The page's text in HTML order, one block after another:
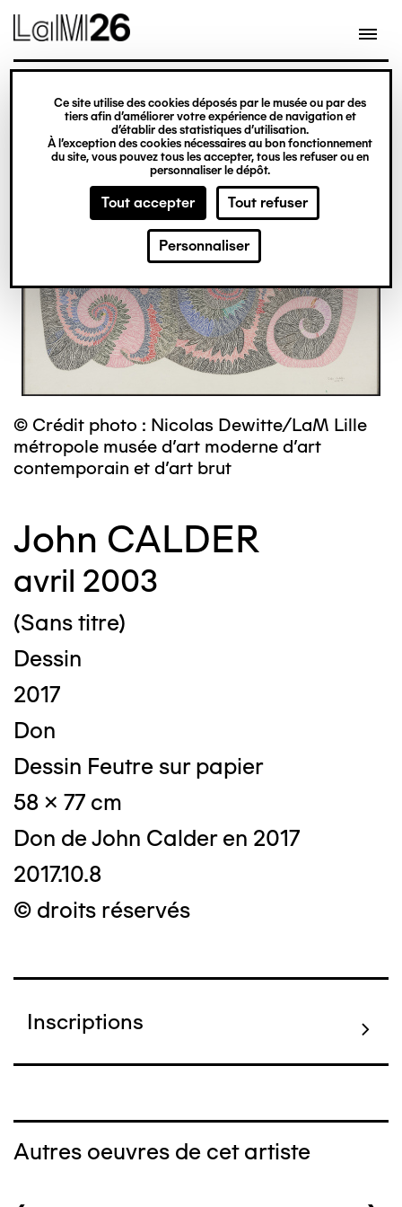
Gestion des cookies
Ce site utilise des cookies déposés par le musée ou par des
tiers afin d’améliorer votre expérience de navigation et
d’établir des statistiques d’utilisation.
À l’exception des cookies nécessaires au bon fonctionnement
du site, vous pouvez tous les accepter, tous les refuser ou en
personnaliser le dépôt.
Tout accepter Tout refuser
Personnaliser
contenu
© Crédit photo : Nicolas Dewitte/LaM Lille
métropole musée d’art moderne d’art
contemporain et d’art brut
John CALDER
avril 2003
(Sans titre)
Dessin
2017
Don
Dessin Feutre sur papier
58 x 77 cm
Don de John Calder en 2017
2017.10.8
© droits réservés
Inscriptions
Autres oeuvres de cet artiste